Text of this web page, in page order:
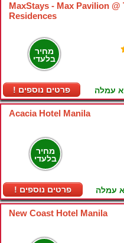
MaxStays - Max Pavilion @
Residences
מחיר
בלעדי
! פרטים נוספים עמלה
Acacia Hotel Manila
מחיר
בלעדי
! פרטים נוספים עמלה
New Coast Hotel Manila